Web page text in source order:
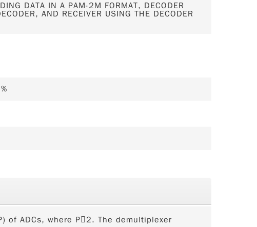
DATA IN A PAM-2M FORMAT, DECODER
AND RECEIVER USING THE DECODER
of ADCs, where P2. The demultiplexer